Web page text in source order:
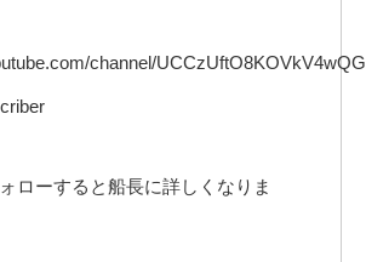
channel/
ォローすると船長に詳しくなりま